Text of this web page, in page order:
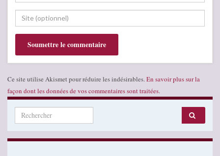
Ce site utilise Akismet pour réduire les indésirables. En savoir plus sur la
façon dont les données de vos commentaires sont traitées.
Search for: